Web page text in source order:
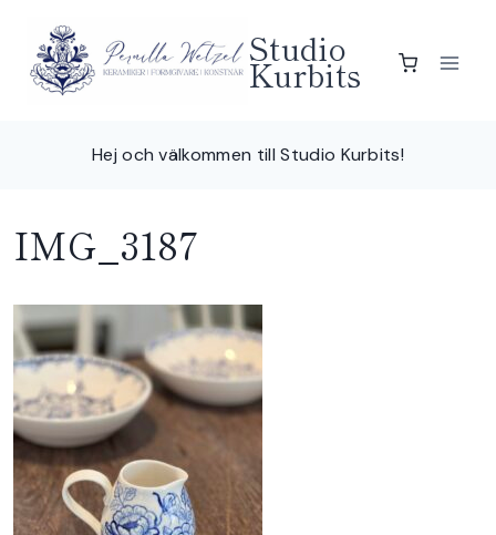
content
Studio
Kurbits
Hej och välkommen till Studio Kurbits!
IMG_3187